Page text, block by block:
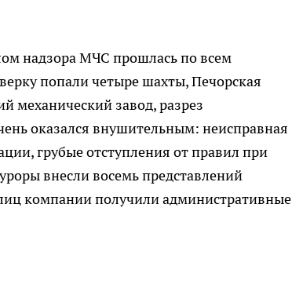
надзора МЧС прошлась по всем
попали четыре шахты, Печорская
механический завод, разрез
оказался внушительным: неисправная
грубые отступления от правил при
внесли восемь представлений
компании получили административные